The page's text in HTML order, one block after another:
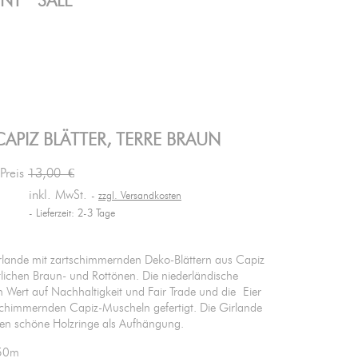
BLÄTTER, TERRE BRAUN
13,00 €
inkl. MwSt.
zzgl. Versandkosten
Lieferzeit: 2-3 Tage
mit zartschimmernden Deko-Blättern aus Capiz
Braun- und Rottönen. Die niederländische
Wert auf Nachhaltigkeit und Fair Trade und die Eier
Capiz-Muscheln gefertigt. Die Girlande
schöne Holzringe als Aufhängung.